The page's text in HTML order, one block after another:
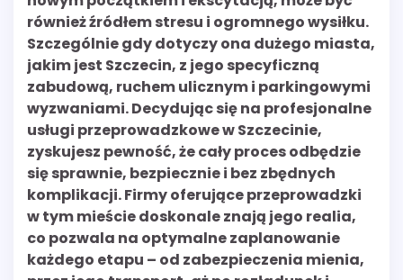
również źródłem stresu i ogromnego wysiłku.
Szczególnie gdy dotyczy ona dużego miasta,
jakim jest Szczecin, z jego specyficzną
zabudową, ruchem ulicznym i parkingowymi
wyzwaniami. Decydując się na profesjonalne
usługi przeprowadzkowe w Szczecinie,
zyskujesz pewność, że cały proces odbędzie
się sprawnie, bezpiecznie i bez zbędnych
komplikacji. Firmy oferujące przeprowadzki
w tym mieście doskonale znają jego realia,
co pozwala na optymalne zaplanowanie
każdego etapu – od zabezpieczenia mienia,